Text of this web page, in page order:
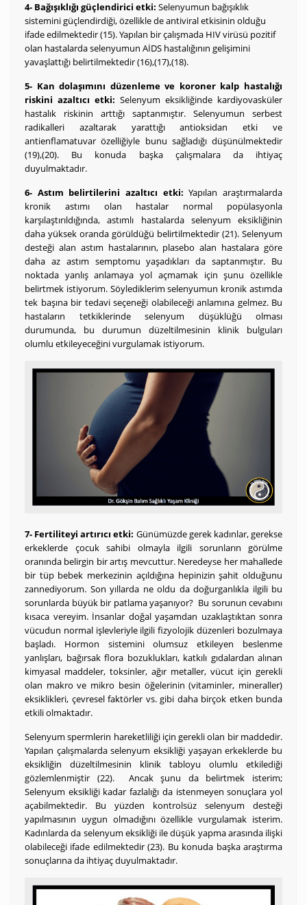
4- Bağışıklığı güçlendirici etki: Selenyumun bağışıklık
sistemini güçlendirdiği, özellikle de antiviral etkisinin olduğu
ifade edilmektedir (15). Yapılan bir çalışmada HIV virüsü pozitif
olan hastalarda selenyumun AİDS hastalığının gelişimini
yavaşlattığı belirtilmektedir (16),(17),(18).
5- Kan dolaşımını düzenleme ve koroner kalp hastalığı
riskini azaltıcı etki: Selenyum eksikliğinde kardiyovasküler
hastalık riskinin arttığı saptanmıştır. Selenyumun serbest
radikalleri azaltarak yarattığı antioksidan etki ve
antienflamatuvar özelliğiyle bunu sağladığı düşünülmektedir
(19),(20). Bu konuda başka çalışmalara da ihtiyaç
duyulmaktadır.
6- Astım belirtilerini azaltıcı etki: Yapılan araştırmalarda
kronik astımı olan hastalar normal popülasyonla
karşılaştırıldığında, astımlı hastalarda selenyum eksikliğinin
daha yüksek oranda görüldüğü belirtilmektedir (21). Selenyum
desteği alan astım hastalarının, plasebo alan hastalara göre
daha az astım semptomu yaşadıkları da saptanmıştır. Bu
noktada yanlış anlamaya yol açmamak için şunu özellikle
belirtmek istiyorum. Söylediklerim selenyumun kronik astımda
tek başına bir tedavi seçeneği olabileceği anlamına gelmez. Bu
hastaların tetkiklerinde selenyum düşüklüğü olması
durumunda, bu durumun düzeltilmesinin klinik bulguları
olumlu etkileyeceğini vurgulamak istiyorum.
7- Fertiliteyi artırıcı etki: Günümüzde gerek kadınlar, gerekse
erkeklerde çocuk sahibi olmayla ilgili sorunların görülme
oranında belirgin bir artış mevcuttur. Neredeyse her mahallede
bir tüp bebek merkezinin açıldığına hepinizin şahit olduğunu
zannediyorum. Son yıllarda ne oldu da doğurganlıkla ilgili bu
sorunlarda büyük bir patlama yaşanıyor? Bu sorunun cevabını
kısaca vereyim. İnsanlar doğal yaşamdan uzaklaştıktan sonra
vücudun normal işlevleriyle ilgili fizyolojik düzenleri bozulmaya
başladı. Hormon sistemini olumsuz etkileyen beslenme
yanlışları, bağırsak flora bozuklukları, katkılı gıdalardan alınan
kimyasal maddeler, toksinler, ağır metaller, vücut için gerekli
olan makro ve mikro besin öğelerinin (vitaminler, mineraller)
eksiklikleri, çevresel faktörler vs. gibi daha birçok etken bunda
etkili olmaktadır.
Selenyum spermlerin hareketliliği için gerekli olan bir maddedir.
Yapılan çalışmalarda selenyum eksikliği yaşayan erkeklerde bu
eksikliğin düzeltilmesinin klinik tabloyu olumlu etkilediği
gözlemlenmiştir (22). Ancak şunu da belirtmek isterim;
Selenyum eksikliği kadar fazlalığı da istenmeyen sonuçlara yol
açabilmektedir. Bu yüzden kontrolsüz selenyum desteği
yapılmasının uygun olmadığını özellikle vurgulamak isterim.
Kadınlarda da selenyum eksikliği ile düşük yapma arasında ilişki
olabileceği ifade edilmektedir (23). Bu konuda başka araştırma
sonuçlarına da ihtiyaç duyulmaktadır.